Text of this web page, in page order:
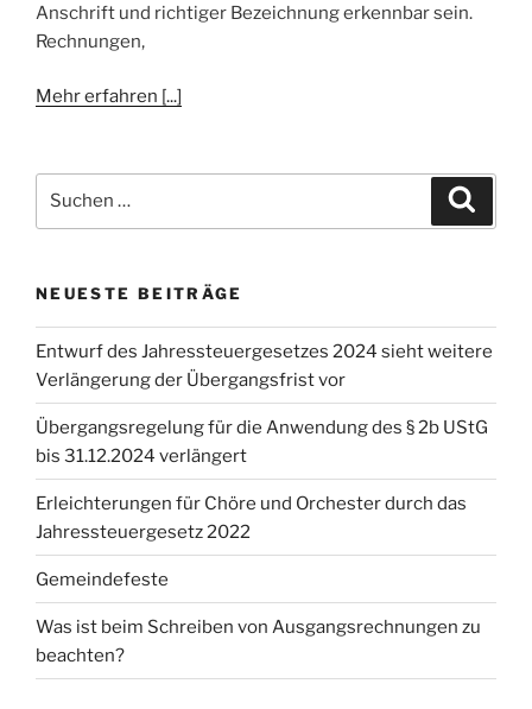
Anschrift und richtiger Bezeichnung erkennbar sein.
Rechnungen,
Mehr erfahren [...]
nach:
NEUESTE BEITRÄGE
Entwurf des Jahressteuergesetzes 2024 sieht weitere
Verlängerung der Übergangsfrist vor
Übergangsregelung für die Anwendung des § 2b UStG
bis 31.12.2024 verlängert
Erleichterungen für Chöre und Orchester durch das
Jahressteuergesetz 2022
Gemeindefeste
Was ist beim Schreiben von Ausgangsrechnungen zu
beachten?